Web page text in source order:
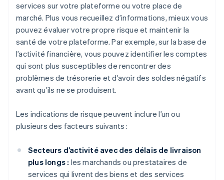
services sur votre plateforme ou votre place de
marché. Plus vous recueillez d’informations, mieux vous
pouvez évaluer votre propre risque et maintenir la
santé de votre plateforme. Par exemple, sur la base de
l’activité financière, vous pouvez identifier les comptes
qui sont plus susceptibles de rencontrer des
problèmes de trésorerie et d’avoir des soldes négatifs
avant qu’ils ne se produisent.
Les indications de risque peuvent inclure l’un ou
plusieurs des facteurs suivants :
Secteurs d’activité avec des délais de livraison
plus longs : les marchands ou prestataires de
services qui livrent des biens et des services